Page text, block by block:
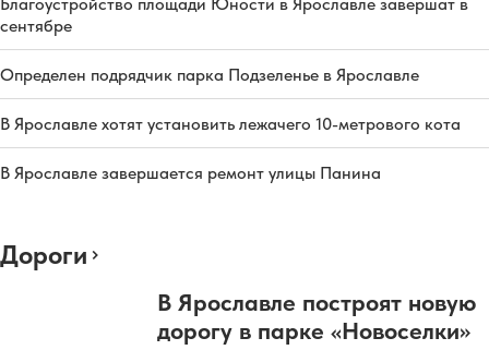
Благоустройство площади Юности в Ярославле завершат в
сентябре
Определен подрядчик парка Подзеленье в Ярославле
В Ярославле хотят установить лежачего 10-метрового кота
В Ярославле завершается ремонт улицы Панина
Дороги
В Ярославле построят новую
дорогу в парке «Новоселки»